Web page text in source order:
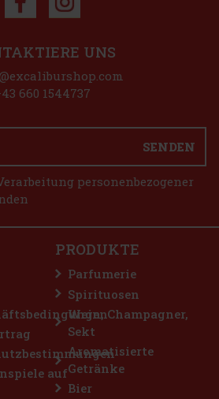
SENDEN
personenbezogener
UNS
660 1544737
auf
PRODUKTE
Parfumerie
Spirituosen
Wein, Champagner,
Sekt
Aromatisierte
Getränke
Bier